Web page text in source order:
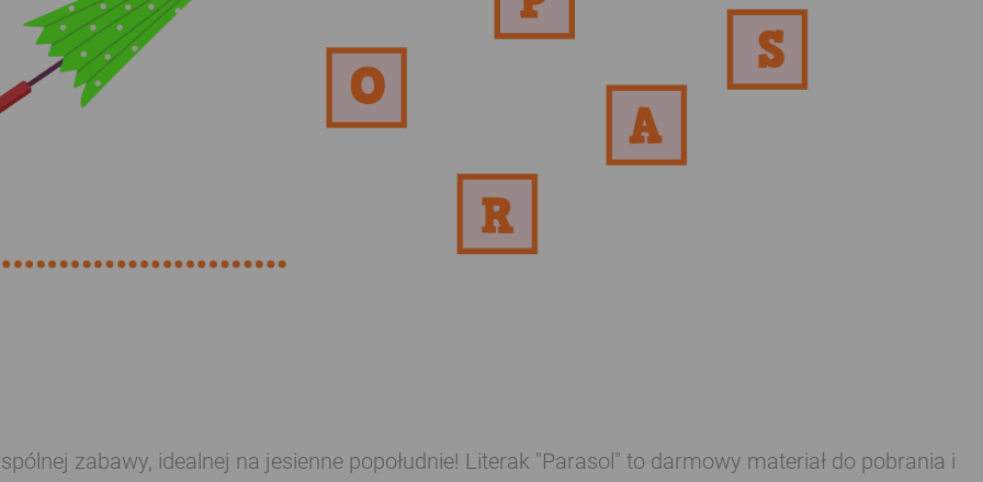
zabawy, idealnej na jesienne popołudnie! Literak "Parasol" to darmowy materiał do pobrania i